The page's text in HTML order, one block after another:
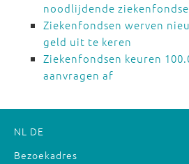
noodlijdende
Ziekenfondsen werven
geld uit te keren
Ziekenfondsen keuren
aanvragen af
NL DE
Bezoekadres